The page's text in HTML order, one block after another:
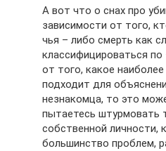
А вот что о снах про
зависимости от того,
чья – либо смерть как
классифицироваться
от того, какое
подходит для
незнакомца, то это
пытаетесь штурмовать
собственной личности,
большинство проблем,